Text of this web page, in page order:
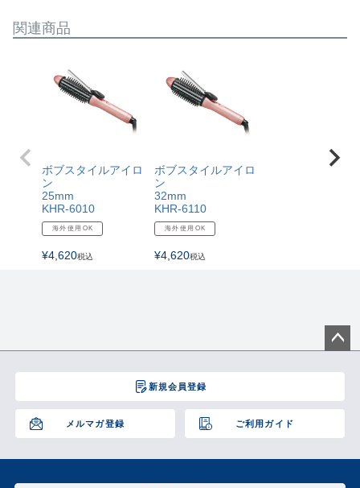
関連商品
ボブスタイルアイロ
ン
25mm
KHR-6010
海外使用OK
¥4,620税込
ボブスタイルアイロ
ン
32mm
KHR-6110
海外使用OK
¥4,620税込
新規会員登録
メルマガ登録 ご利用ガイド
ジト
へ